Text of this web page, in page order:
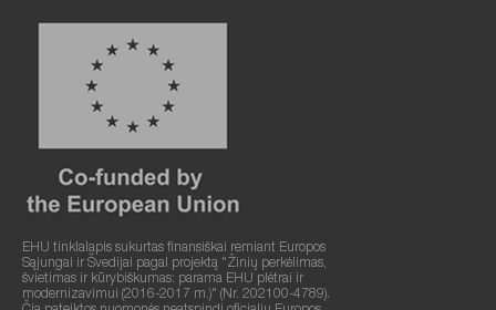
EHU tinklalapis sukurtas finansiškai remiant Europos
Sąjungai ir Švedijai pagal projektą "Žinių perkėlimas,
švietimas ir kūrybiškumas: parama EHU plėtrai ir
modernizavimui (2016-2017 m.)" (Nr. 202100-4789).